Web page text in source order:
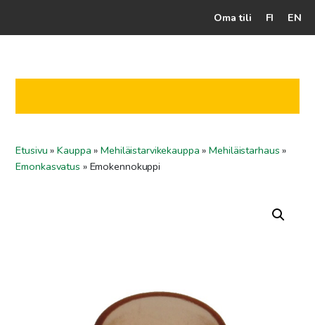
Oma tili FI EN
Jälleenmyyjät
Etusivu »Kauppa »Mehiläistarvikekauppa »Mehiläistarhaus »
Emonkasvatus » Emokennokuppi